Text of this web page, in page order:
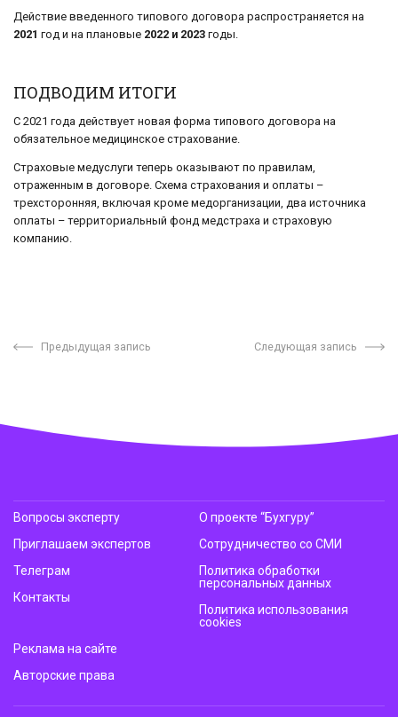
Действие введенного типового договора распространяется на
2021 год и на плановые 2022 и 2023 годы.
ПОДВОДИМ ИТОГИ
С 2021 года действует новая форма типового договора на
обязательное медицинское страхование.
Страховые медуслуги теперь оказывают по правилам,
отраженным в договоре. Схема страхования и оплаты –
трехсторонняя, включая кроме медорганизации, два источника
оплаты – территориальный фонд медстраха и страховую
компанию.
Предыдущая запись Следующая запись
Вопросы эксперту
Приглашаем экспертов
Телеграм
Контакты
О проекте “Бухгуру”
Сотрудничество со СМИ
Политика обработки
персональных данных
Политика использования
cookies
Реклама на сайте
Авторские права